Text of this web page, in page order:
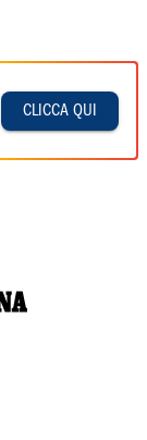
CLICCA QUI